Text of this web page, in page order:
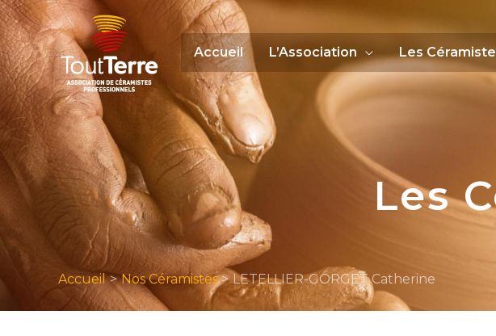
Aller
au
contenu
Accueil L’Association Les
Accueil Nos Céramistes LETELLIER-GORGET Catherine
Les